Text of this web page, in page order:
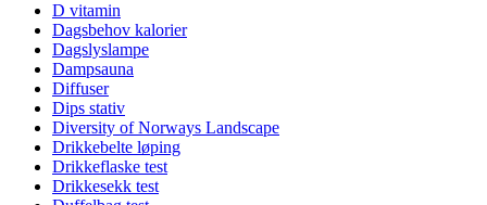
D vitamin
Dagsbehov kalorier
Dagslyslampe
Dampsauna
Diffuser
Dips stativ
Diversity of Norways Landscape
Drikkebelte løping
Drikkeflaske test
Drikkesekk test